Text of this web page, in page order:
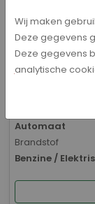
Audi A3 -
Bouwjaar
01-2026
Kilometerstand
Automaat
Brandstof
Benzine /
Wij maken
Deze gegevens
Deze gegevens
analytische